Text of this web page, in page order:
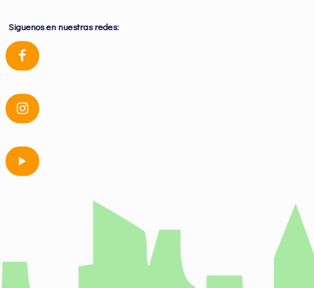
Siguenos en nuestras redes: